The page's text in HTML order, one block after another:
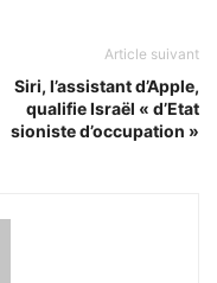
Article suivant
Siri, l’assistant d’Apple,
qualifie Israël « d’Etat
sioniste d’occupation »